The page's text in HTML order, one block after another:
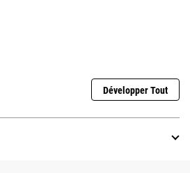
Développer Tout